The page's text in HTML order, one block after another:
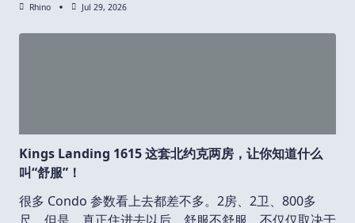
Rhino Jul 29, 2026
Kings Landing 1615 这套北约克两房，让你知道什么
叫“舒服”！
很多 Condo 参数看上去都差不多。2房、2卫、800多